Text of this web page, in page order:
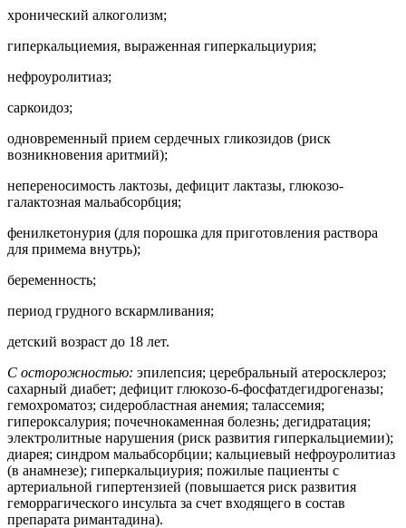
хронический алкоголизм;
гиперкальциемия, выраженная гиперкальциурия;
нефроуролитиаз;
саркоидоз;
одновременный прием сердечных гликозидов (риск
возникновения аритмий);
непереносимость лактозы, дефицит лактазы, глюкозо-
галактозная мальабсорбция;
фенилкетонурия (для порошка для приготовления раствора
для примема внутрь);
беременность;
период грудного вскармливания;
детский возраст до 18 лет.
С осторожностью: эпилепсия; церебральный атеросклероз;
сахарный диабет; дефицит глюкозо-6-фосфатдегидрогеназы;
гемохроматоз; сидеробластная анемия; талассемия;
гипероксалурия; почечнокаменная болезнь; дегидратация;
электролитные нарушения (риск развития гиперкальциемии);
диарея; синдром мальабсорбции; кальциевый нефроуролитиаз
(в анамнезе); гиперкальциурия; пожилые пациенты с
артериальной гипертензией (повышается риск развития
геморрагического инсульта за счет входящего в состав
препарата римантадина).